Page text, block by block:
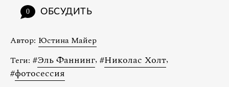
0 ОБСУДИТЬ
Автор: Юстина Майер
Теги: #Эль Фаннинг, #Николас Холт,
#фотосессия